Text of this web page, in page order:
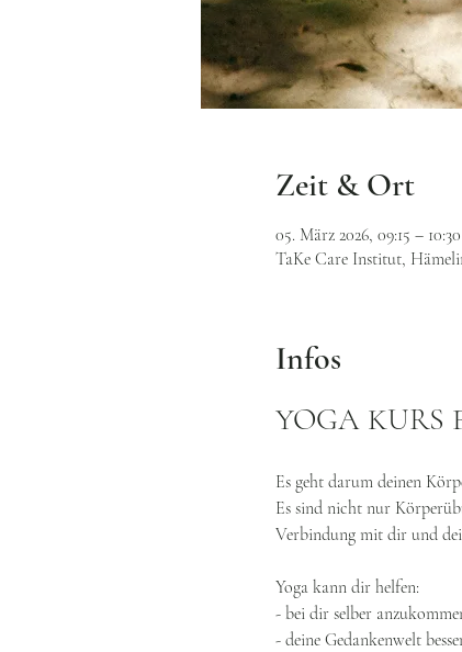
Zeit & Ort
05. März 2026, 09:15 – 10:30
TaKe Care Institut,
Infos
YOGA KURS
Es geht darum deinen
Es sind nicht nur
Verbindung mit dir und
Yoga kann dir helfen:
- bei dir selber
- deine Gedankenwelt